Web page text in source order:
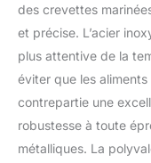
des crevettes
et précise. L’acier
plus attentive de la
éviter que les
contrepartie une
robustesse à toute
métalliques. La